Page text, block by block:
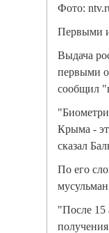
Фото:
Первыми
Выдача
первыми
сообщил
Крыма -
сказал
По его
"После 15